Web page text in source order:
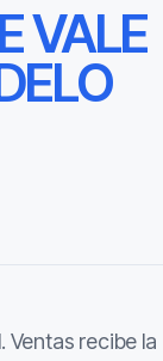
VALE
Ventas recibe la